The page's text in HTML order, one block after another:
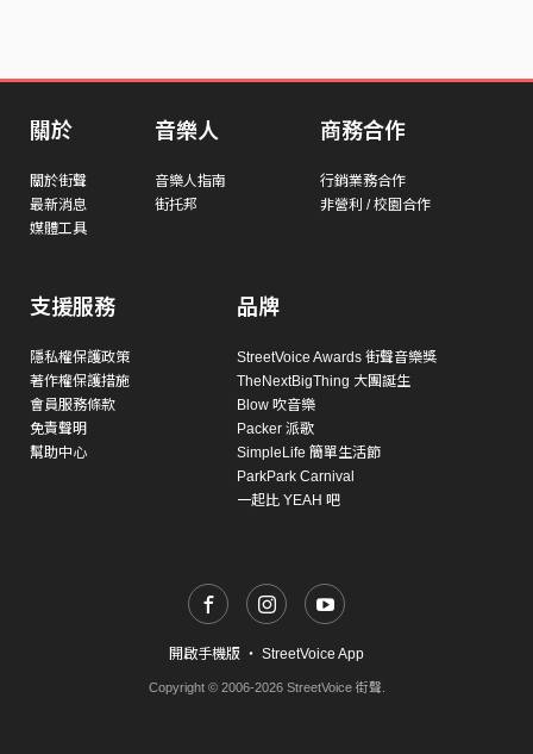
關於
關於街聲
最新消息
媒體工具
音樂人
音樂人指南
街托邦
商務合作
行銷業務合作
非營利 / 校園合作
支援服務
隱私權保護政策
著作權保護措施
會員服務條款
免責聲明
幫助中心
品牌
StreetVoice Awards 街聲音樂獎
TheNextBigThing 大團誕生
Blow 吹音樂
Packer 派歌
SimpleLife 簡單生活節
ParkPark Carnival
一起比 YEAH 吧
開啟手機版 ・ StreetVoice App
Copyright © 2006-2026 StreetVoice 街聲.